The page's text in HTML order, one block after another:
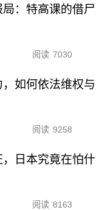
局：特高课的借尸
阅读 7030
如何依法维权与
阅读 9258
，日本究竟在怕什
阅读 8163